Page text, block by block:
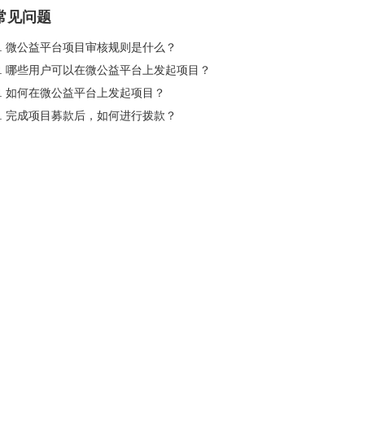
见问题
微公益平台项目审核规则是什么？
哪些用户可以在微公益平台上发起项目？
如何在微公益平台上发起项目？
完成项目募款后，如何进行拨款？